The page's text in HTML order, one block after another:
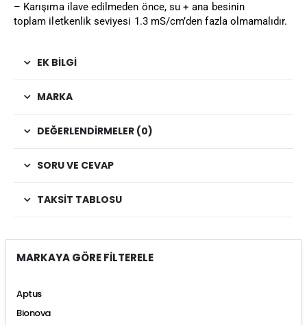
– Karışıma ilave edilmeden önce, su + ana besinin
toplam iletkenlik seviyesi 1.3 mS/cm’den fazla olmamalıdır.
EK BILGI
MARKA
DEĞERLENDIRMELER (0)
SORU VE CEVAP
TAKSIT TABLOSU
MARKAYA GÖRE FİLTERELE
Aptus
Bionova